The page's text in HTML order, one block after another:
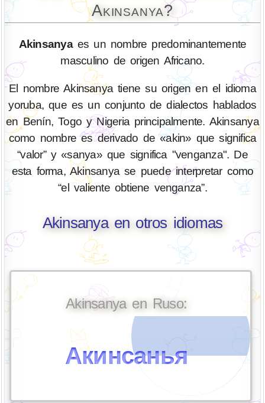
Akinsanya?
Akinsanyaes un nombre predominantemente
masculino de origen Africano.
El nombre Akinsanya tiene su origen en el idioma
yoruba, que es un conjunto de dialectos hablados
en Benín, Togo y Nigeria principalmente. Akinsanya
como nombre es derivado de «akin» que significa
“valor” y «sanya» que significa "venganza". De
esta forma, Akinsanya se puede interpretar como
“el valiente obtiene venganza”.
Akinsanya en otros idiomas
Akinsanya en Ruso:
Акинсанья